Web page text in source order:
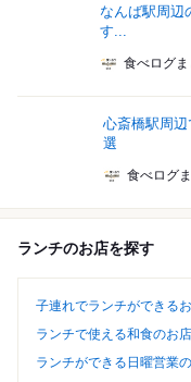
なんば駅周辺
す...
食べログ
心斎橋駅周
選
食べログ
ランチのお店を探す
子連れでランチができる
ランチで使える和食のお店
ランチができる日曜営業